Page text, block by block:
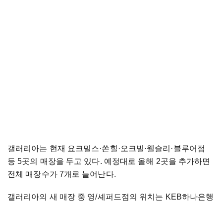
갤러리아는 현재 요크밀스·쏜힐 ·오크빌 ·웰슬리 ·블루어점
등 5곳의 매장을 두고 있다. 예정대로 올해 2곳을 추가하면
전체 매장수가 7개로 늘어난다.
갤러리아의 새 매장 중 영/셰퍼드점의 위치는 KEB하나은행